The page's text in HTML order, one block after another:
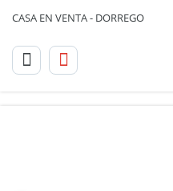
CASA EN VENTA - DORREGO